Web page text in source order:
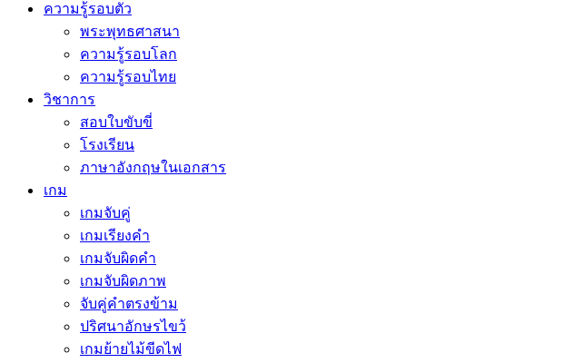
ความรู้รอบตัว
พระพุทธศาสนา
ความรู้รอบโลก
ความรู้รอบไทย
วิชาการ
สอบใบขับขี่
โรงเรียน
ภาษาอังกฤษในเอกสาร
เกม
เกมจับคู่
เกมเรียงคำ
เกมจับผิดคำ
เกมจับผิดภาพ
จับคู่คำตรงข้าม
ปริศนาอักษรไขว้
เกมย้ายไม้ขีดไฟ